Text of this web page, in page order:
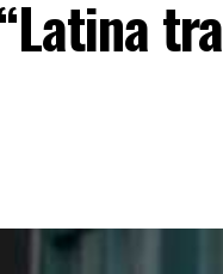
tra